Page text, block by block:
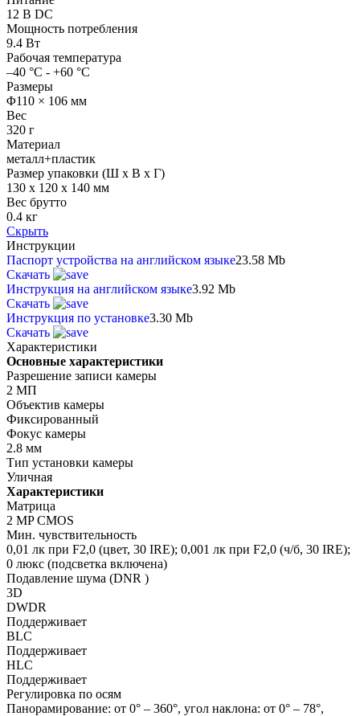
12 В DC
Мощность потребления
9.4 Вт
Рабочая температура
–40 °C - +60 °C
Размеры
Φ110 × 106 мм
Вес
320 г
Материал
металл+пластик
Размер упаковки (Ш х В х Г)
130 x 120 x 140 мм
Вес брутто
0.4 кг
Скрыть
Инструкции
Паспорт устройства на английском языке23.58 Mb
Скачать
Инструкция на английском языке3.92 Mb
Скачать
Инструкция по установке3.30 Mb
Скачать
Характеристики
Основные характеристики
Разрешение записи камеры
2 МП
Объектив камеры
Фиксированный
Фокус камеры
2.8 мм
Тип установки камеры
Уличная
Характеристики
Матрица
2 MP CMOS
Мин. чувствительность
0,01 лк при F2,0 (цвет, 30 IRE); 0,001 лк при F2,0 (ч/б, 30 IRE);
0 люкс (подсветка включена)
Подавление шума (DNR )
3D
DWDR
Поддерживает
BLC
Поддерживает
HLC
Поддерживает
Регулировка по осям
Панорамирование: от 0° – 360°, угол наклона: от 0° – 78°,